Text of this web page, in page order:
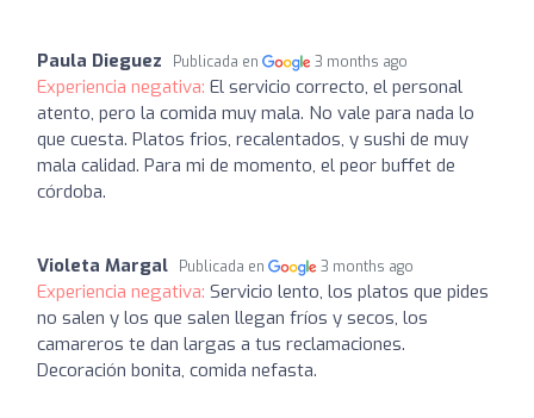
Paula Dieguez Publicada en 3 months ago
Experiencia negativa: El servicio correcto, el personal
atento, pero la comida muy mala. No vale para nada lo
que cuesta. Platos frios, recalentados, y sushi de muy
mala calidad. Para mi de momento, el peor buffet de
córdoba.
Violeta Margal Publicada en 3 months ago
Experiencia negativa: Servicio lento, los platos que pides
no salen y los que salen llegan fríos y secos, los
camareros te dan largas a tus reclamaciones.
Decoración bonita, comida nefasta.